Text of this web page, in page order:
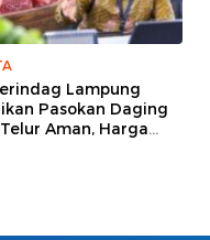
Lampung
Pasokan Daging
Aman, Harga